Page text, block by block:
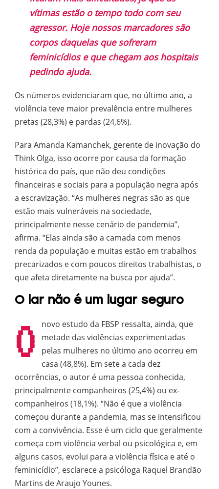
vítimas estão o tempo todo com seu
agressor. Hoje nossos marcadores são
corpos daquelas que sofreram
feminicídios e que chegam aos hospitais
pedindo ajuda.
Os números evidenciaram que, no último ano, a
violência teve maior prevalência entre mulheres
pretas (28,3%) e pardas (24,6%).
Para Amanda Kamanchek, gerente de inovação do
Think Olga, isso ocorre por causa da formação
histórica do país, que não deu condições
financeiras e sociais para a população negra após
a escravização. “As mulheres negras são as que
estão mais vulneráveis na sociedade,
principalmente nesse cenário de pandemia”,
afirma. “Elas ainda são a camada com menos
renda da população e muitas estão em trabalhos
precarizados e com poucos direitos trabalhistas, o
que afeta diretamente na busca por ajuda”.
O lar não é um lugar seguro
O
novo estudo da FBSP ressalta, ainda, que
metade das violências experimentadas
pelas mulheres no último ano ocorreu em
casa (48,8%). Em sete a cada dez
ocorrências, o autor é uma pessoa conhecida,
principalmente companheiros (25,4%) ou ex-
companheiros (18,1%). “Não é que a violência
começou durante a pandemia, mas se intensificou
com a convivência. Esse é um ciclo que geralmente
começa com violência verbal ou psicológica e, em
alguns casos, evolui para a violência física e até o
feminicídio”, esclarece a psicóloga Raquel Brandão
Martins de Araujo Younes.